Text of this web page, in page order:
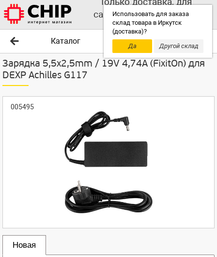
Использовать для заказа
склад товара в Иркутск
(доставка)?
Да
Другой склад
самовывоза выбирайте
другой склад!
Каталог
Зарядка 5,5x2,5mm / 19V 4,74A (FixitOn) для
DEXP Achilles G117
005495
Новая